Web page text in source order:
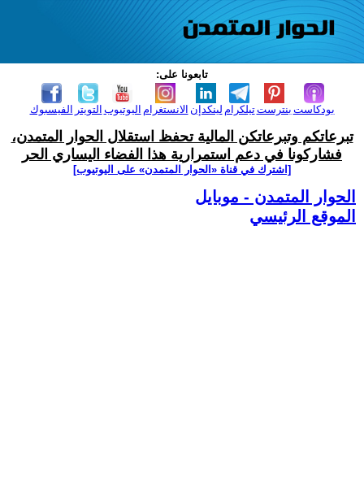
تابعونا على:
الفيسبوك التويتر اليوتيوب الانستغرام لينكدإن تيلكرامبنترست بودكاست
تبرعاتكم وتبرعاتكن المالية تحفظ استقلال الحوار المتمدن،
فشاركونا في دعم استمرارية هذا الفضاء اليساري الحر
[اشترك في قناة ‫«الحوار المتمدن» على اليوتيوب]
الحوار المتمدن - موبايل
الموقع الرئيسي